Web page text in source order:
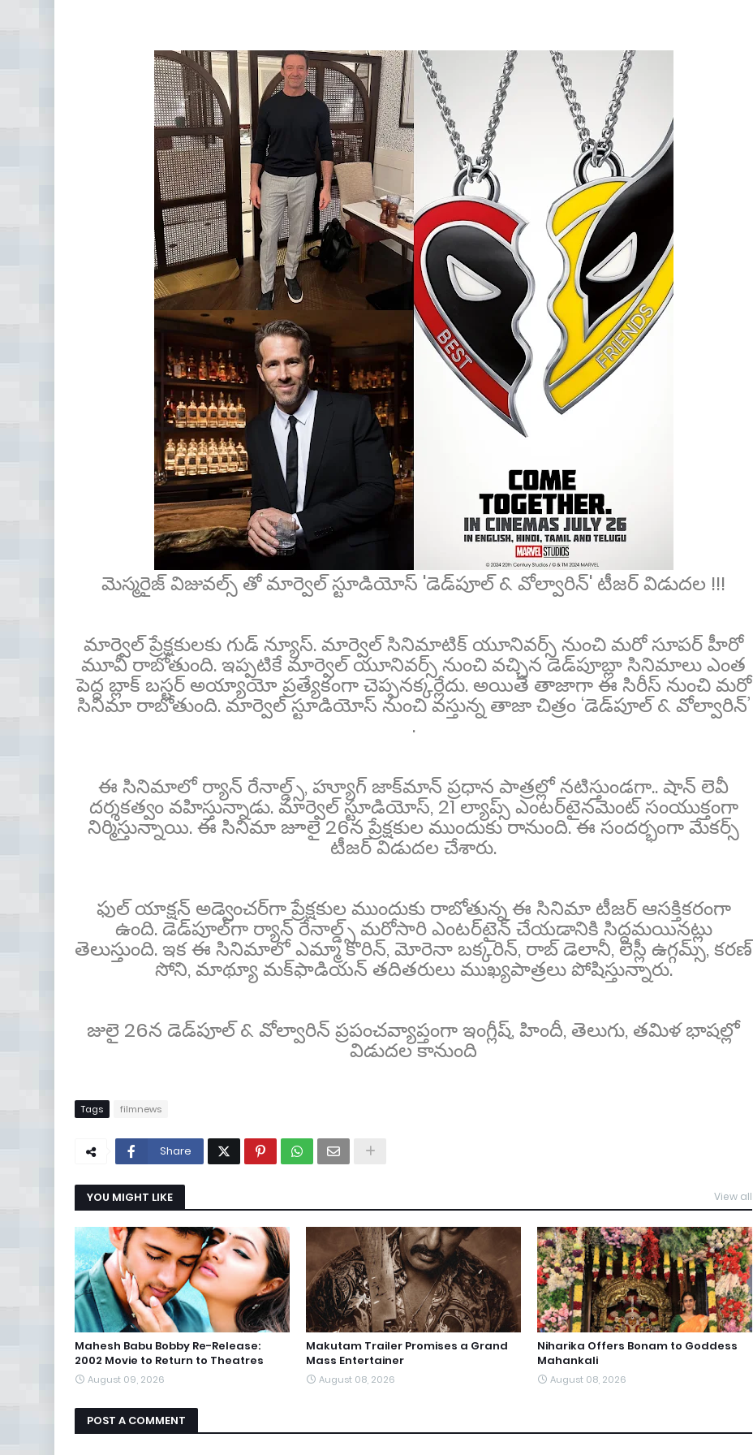
మెస్మరైజ్ విజువల్స్ తో మార్వెల్ స్టూడియోస్ 'డెడ్‌పూల్ & వోల్వారిన్' టీజర్ విడుదల !!!
మార్వెల్ ప్రేక్ష‌కుల‌కు గుడ్ న్యూస్. మార్వెల్ సినిమాటిక్ యూనివర్స్ నుంచి మ‌రో సూప‌ర్ హీరో
మూవీ రాబోతుంది. ఇప్ప‌టికే మార్వెల్ యూనివర్స్ నుంచి వ‌చ్చిన డెడ్‌పూబ్లా సినిమాలు ఎంత
పెద్ద బ్లాక్ బస్టర్ అయ్యాయో ప్రత్యేకంగా చెప్పనక్కర్లేదు. అయితే తాజాగా ఈ సిరీస్ నుంచి మ‌రో
సినిమా రాబోతుంది. మార్వెల్ స్టూడియోస్ నుంచి వ‌స్తున్న తాజా చిత్రం ‘డెడ్‌పూల్ & వోల్వారిన్’
.
ఈ సినిమాలో ర్యాన్ రేనాల్డ్స్, హ్యూగ్ జాక్‌మాన్ ప్ర‌ధాన పాత్ర‌ల్లో న‌టిస్తుండ‌గా.. షాన్ లెవీ
ద‌ర్శ‌క‌త్వం వ‌హిస్తున్నాడు. మార్వెల్ స్టూడియోస్, 21 ల్యాప్స్ ఎంట‌ర్‌టైన‌మెంట్ సంయుక్తంగా
నిర్మిస్తున్నాయి. ఈ సినిమా జూలై 26న ప్రేక్ష‌కుల ముందుకు రానుంది. ఈ సంద‌ర్భంగా మేక‌ర్స్
టీజ‌ర్ విడుదల చేశారు.
ఫుల్ యాక్ష‌న్ అడ్వెంచర్‌గా ప్రేక్షకుల ముందుకు రాబోతున్న ఈ సినిమా టీజర్ ఆసక్తికరంగా
ఉంది. డెడ్‌పూల్‌గా ర్యాన్ రేనాల్డ్స్ మ‌రోసారి ఎంట‌ర్‌టైన్ చేయ‌డానికి సిద్ద‌మ‌యిన‌ట్లు
తెలుస్తుంది. ఇక ఈ సినిమాలో ఎమ్మా కొరిన్, మోరెనా బక్కరిన్, రాబ్ డెలానీ, లెస్లీ ఉగ్గమ్స్, కరణ్
సోని, మాథ్యూ మక్‌ఫాడియన్ త‌దిత‌రులు ముఖ్యపాత్ర‌లు పోషిస్తున్నారు.
జులై 26న డెడ్‌పూల్ & వోల్వారిన్ ప్రపంచవ్యాప్తంగా ఇంగ్లీష్, హిందీ, తెలుగు, తమిళ భాషల్లో
విడుదల కానుంది
Tags filmnews
Share
YOU MIGHT LIKE View all
Mahesh Babu Bobby Re-Release:
2002 Movie to Return to Theatres
August 09, 2026
Makutam Trailer Promises a Grand
Mass Entertainer
August 08, 2026
Niharika Offers Bonam to Goddess
Mahankali
August 08, 2026
POST A COMMENT